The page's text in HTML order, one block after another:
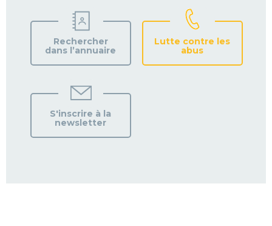
Rechercher
dans l’annuaire
Lutte contre les
abus
S'inscrire à la
newsletter